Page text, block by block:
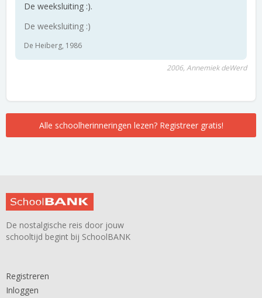
De weeksluiting :).
De weeksluiting :)
De Heiberg, 1986
2006, Annemiek deWerd
Alle schoolherinneringen lezen? Registreer gratis!
De nostalgische reis door jouw
schooltijd begint bij SchoolBANK
Registreren
Inloggen